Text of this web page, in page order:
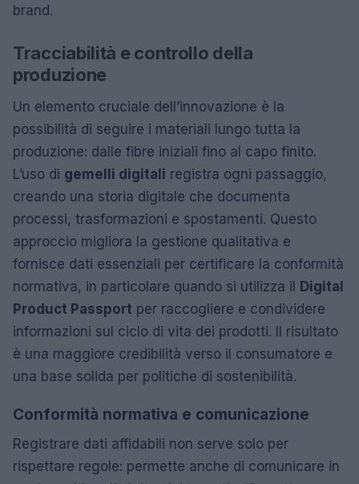
brand.
Tracciabilità e controllo della
produzione
Un elemento cruciale dell’innovazione è la
possibilità di seguire i materiali lungo tutta la
produzione: dalle fibre iniziali fino al capo finito.
L’uso di gemelli digitali registra ogni passaggio,
creando una storia digitale che documenta
processi, trasformazioni e spostamenti. Questo
approccio migliora la gestione qualitativa e
fornisce dati essenziali per certificare la conformità
normativa, in particolare quando si utilizza il
Digital
Product Passport per raccogliere e condividere
informazioni sul ciclo di vita dei prodotti. Il risultato
è una maggiore credibilità verso il consumatore e
una base solida per politiche di sostenibilità.
Conformità normativa e comunicazione
Registrare dati affidabili non serve solo per
rispettare regole: permette anche di comunicare in